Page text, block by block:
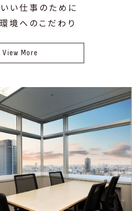
い仕事のために
境へのこだわり
View More